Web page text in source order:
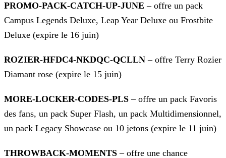
PROMO-PACK-CATCH-UP-JUNE – offre un pack
Campus Legends Deluxe, Leap Year Deluxe ou Frostbite
Deluxe (expire le 16 juin)
ROZIER-HFDC4-NKDQC-QCLLN – offre Terry Rozier
Diamant rose (expire le 15 juin)
MORE-LOCKER-CODES-PLS – offre un pack Favoris
des fans, un pack Super Flash, un pack Multidimensionnel,
un pack Legacy Showcase ou 10 jetons (expire le 11 juin)
THROWBACK-MOMENTS – offre une chance